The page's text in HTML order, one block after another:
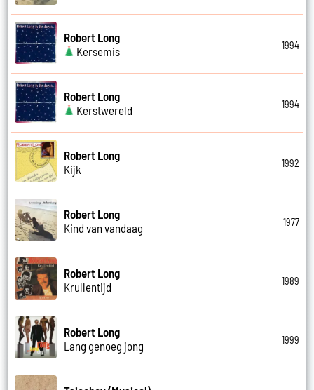
Robert Long
Kersemis
1994
Robert Long
Kerstwereld
1994
Robert Long
Kijk
1992
Robert Long
Kind van vandaag
1977
Robert Long
Krullentijd
1989
Robert Long
Lang genoeg jong
1999